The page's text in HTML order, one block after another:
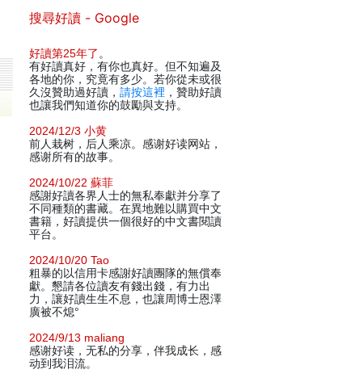
搜尋好讀 - Google
好讀第25年了 。
有好讀真好，有你也真好。但不知遍及
各地的你，究竟有多少。若你從未或很
久沒贊助過好讀， 請按這裡 ，贊助好讀
也讓我們知道你的鼓勵與支持。
2024/12/3 小黄
前人栽树，后人乘凉。感谢好读网站，
感谢所有的故事。
2024/10/22 蘇菲
感謝好讀各界人士的無私奉獻并分享了
不同種類的書藏。在異地難以購買中文
書籍，好讀提供一個很好的中文書閱讀
平台。
2024/10/20 Tao
粗暴的以信用卡感謝好讀團隊的無償奉
獻。懇請各位讀友有錢出錢，有力出
力，讓好讀生生不息，也讓周博士恩澤
廣被不熄°
2024/9/13 maliang
感谢好读，无私的分享，伴我成长，感
动到我泪流。